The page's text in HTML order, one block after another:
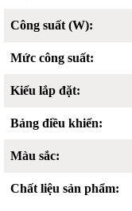
Công suất (W):
Mức công suất:
Kiểu lắp đặt:
Bảng điều khiển:
Màu sắc:
Chất liệu sản phẩm: